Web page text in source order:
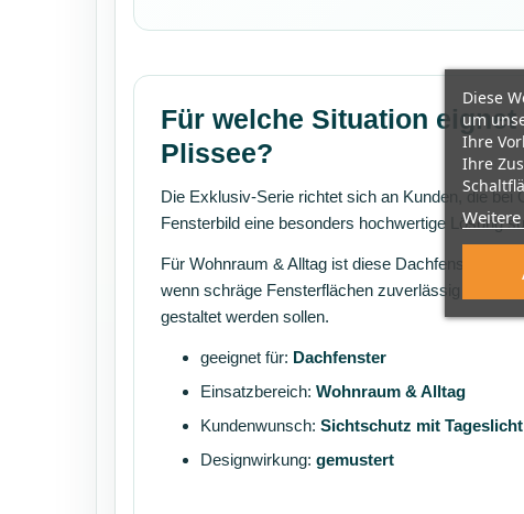
Für welche Situation
Plissee?
Die Exklusiv-Serie richtet sich an Kunden, die bei
Fensterbild eine besonders hochwertige Lösung
Für Wohnraum & Alltag ist diese
wenn schräge Fensterflächen zuverlässig
gestaltet werden sollen.
geeignet für: Dachfenster
Einsatzbereich: Wohnraum & Alltag
Kundenwunsch: Sichtschutz mit Tageslicht
Designwirkung: gemustert
Diese
um
Ihre
Ihre